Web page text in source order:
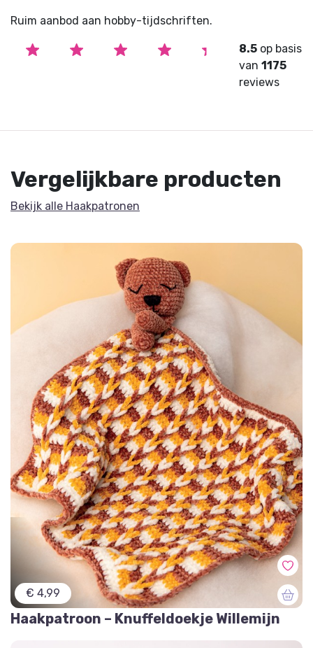
Ruim aanbod aan hobby-tijdschriften.
8.5 op basis
van1175
reviews
Vergelijkbare producten
Bekijk alle Haakpatronen
€ 4,99
Haakpatroon – Knuffeldoekje Willemijn